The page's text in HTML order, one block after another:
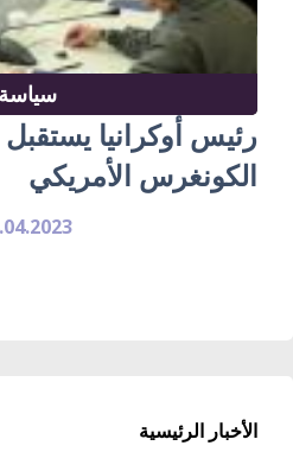
سياسة
رئيس أوكرانيا
الكونغرس الأمريكي
الأخبار الرئيسية